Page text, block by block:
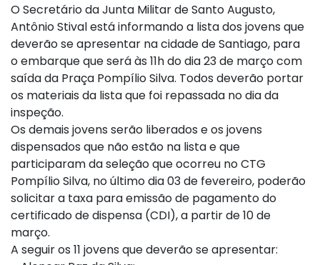
O Secretário da Junta Militar de Santo Augusto,
Antônio Stival está informando a lista dos jovens que
deverão se apresentar na cidade de Santiago, para
o embarque que será às 11h do dia 23 de março com
saída da Praça Pompílio Silva. Todos deverão portar
os materiais da lista que foi repassada no dia da
inspeção.
Os demais jovens serão liberados e os jovens
dispensados que não estão na lista e que
participaram da seleção que ocorreu no CTG
Pompílio Silva, no último dia 03 de fevereiro, poderão
solicitar a taxa para emissão de pagamento do
certificado de dispensa (CDI), a partir de 10 de
março.
A seguir os 11 jovens que deverão se apresentar: